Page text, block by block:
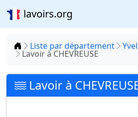
lavoirs.org
Accueil
Liste par département
Lavoir à CHEVREUSE
Lavoir à